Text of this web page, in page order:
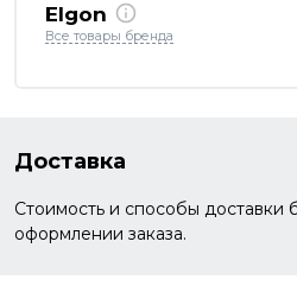
Elgon
Все товары бренда
Доставка
Стоимость и способы доставки
оформлении заказа.